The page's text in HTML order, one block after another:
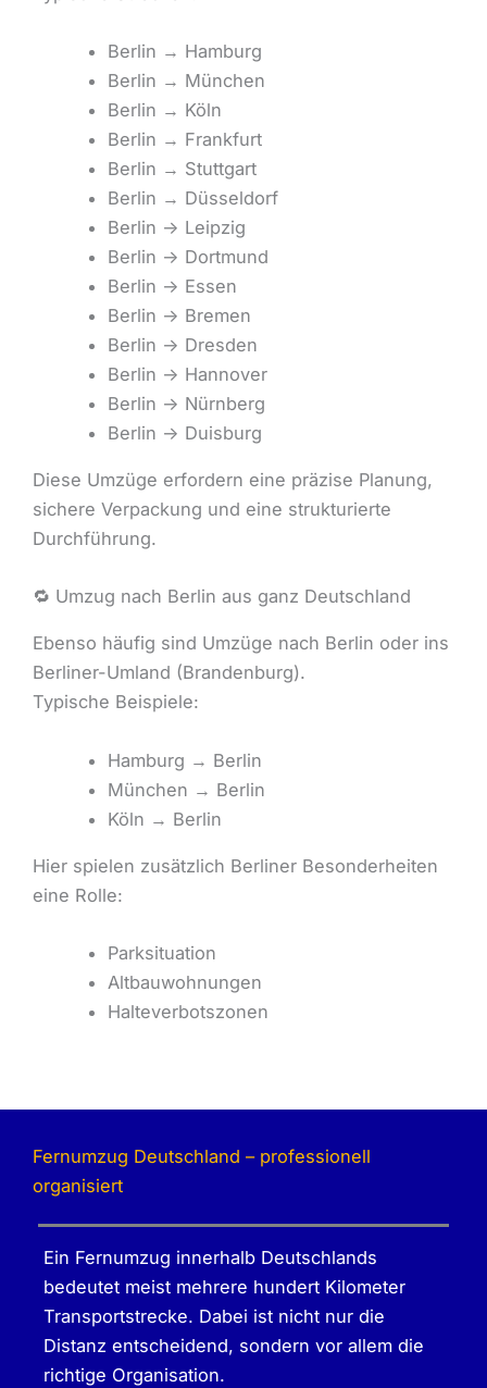
Berlin → Hamburg
Berlin → München
Berlin → Köln
Berlin → Frankfurt
Berlin → Stuttgart
Berlin → Düsseldorf
Berlin -> Leipzig
Berlin -> Dortmund
Berlin -> Essen
Berlin -> Bremen
Berlin -> Dresden
Berlin -> Hannover
Berlin -> Nürnberg
Berlin -> Duisburg
Diese Umzüge erfordern eine präzise Planung,
sichere Verpackung und eine strukturierte
Durchführung.
🔁 Umzug nach Berlin aus ganz Deutschland
Ebenso häufig sind Umzüge nach Berlin oder ins
Berliner-Umland (Brandenburg).
Typische Beispiele:
Hamburg → Berlin
München → Berlin
Köln → Berlin
Hier spielen zusätzlich Berliner Besonderheiten
eine Rolle:
Parksituation
Altbauwohnungen
Halteverbotszonen
Fernumzug Deutschland – professionell
organisiert
Ein Fernumzug innerhalb Deutschlands
bedeutet meist mehrere hundert Kilometer
Transportstrecke. Dabei ist nicht nur die
Distanz entscheidend, sondern vor allem die
richtige Organisation.